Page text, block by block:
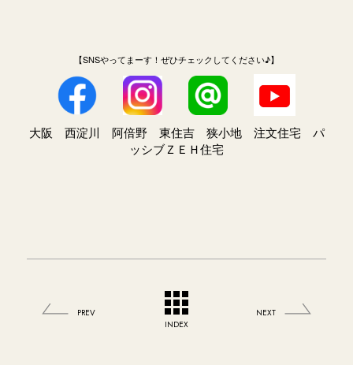
【SNSやってまーす！ぜひチェックしてください♪】
大阪 西淀川 阿倍野 東住吉 狭小地 注文住宅 パ
ッシブＺＥＨ住宅
PREV
INDEX
NEXT